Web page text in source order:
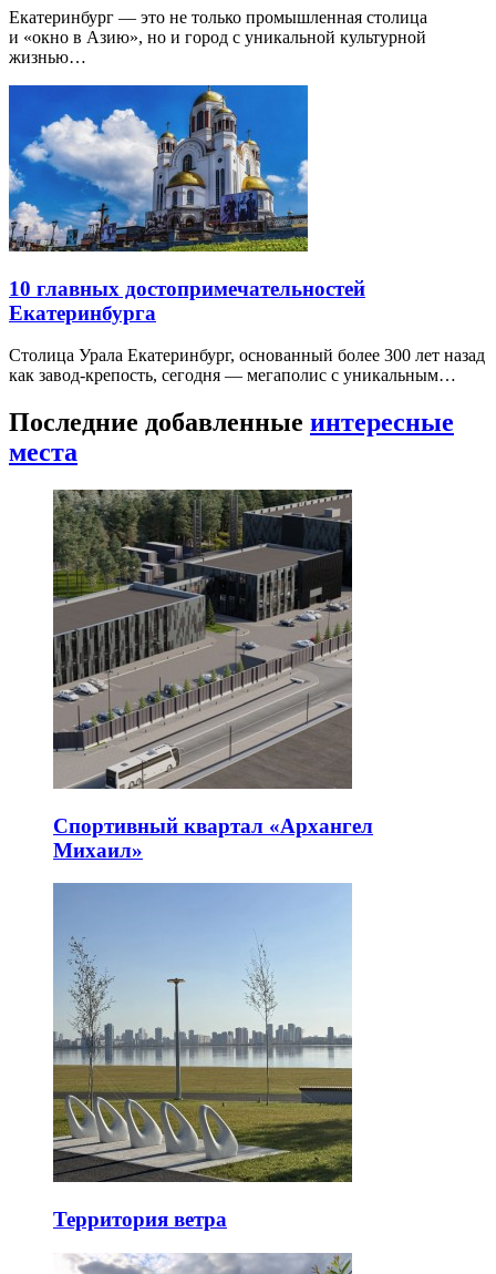
Екатеринбург — это не только промышленная столица
и «окно в Азию», но и город с уникальной культурной
жизнью…
10 главных достопримечательностей
Екатеринбурга
Столица Урала Екатеринбург, основанный более 300 лет назад
как завод-крепость, сегодня — мегаполис с уникальным…
Последние добавленные интересные
места
Спортивный квартал «Архангел
Михаил»
Территория ветра